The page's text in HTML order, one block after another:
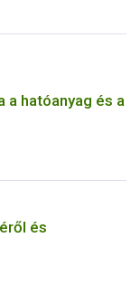
hatóanyag és a
és